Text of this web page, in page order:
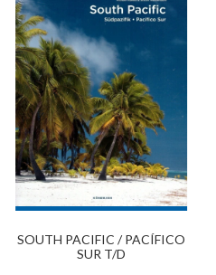
SOUTH PACIFIC / PACÍFICO
SUR T/D